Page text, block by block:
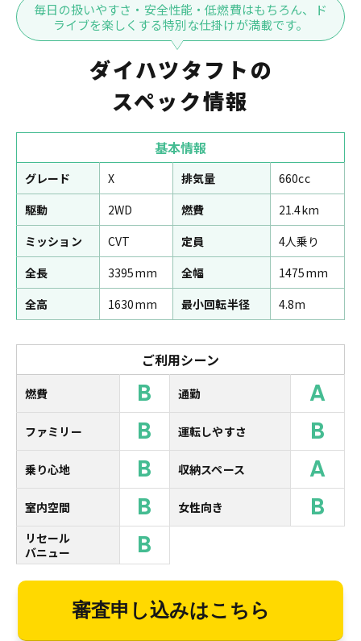
毎日の扱いやすさ・安全性能・低燃費はもちろん、ド
ライブを楽しくする特別な仕掛けが満載です。
ダイハツタフトの
スペック情報
基本情報
グレード X 排気量
660cc
駆動
2WD 燃費
21.4km
ミッション
CVT 定員
4人乗り
全長
3395mm 全幅
1475mm
全高
1630mm 最小回転半径 4.8m
ご利用シーン
燃費 B 通勤 A
ファミリー B 運転しやすさ B
乗り心地 B 収納スペース A
室内空間 B 女性向き B
リセール
バニュー
B
審査申し込みはこちら